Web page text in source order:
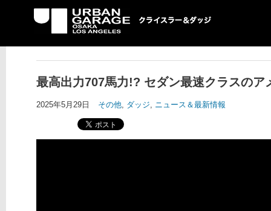
UG クライスラー＆ダ
ッジ専門店
最高出力707馬力!? セダン最速クラスの
2025年5月29日 その他, ダッジ, ニュース＆最新情報